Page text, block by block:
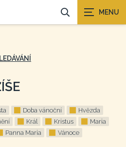
Doba vánoční
Hvězda
Král Kristus
Maria
Panna Maria Vánoce